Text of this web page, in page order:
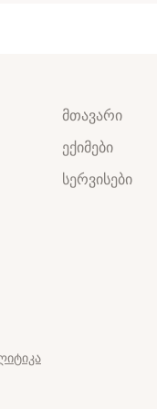
მთავარი
ექიმები
სერვისები